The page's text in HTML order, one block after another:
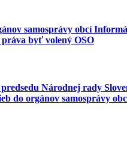
samosprávy obcí
byť volený OSO
Národnej rady
do orgánov samosprávy